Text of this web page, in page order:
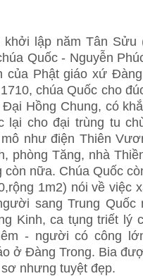
lập năm Tân Sửu
Quốc - Nguyễn
của Phật giáo xứ
chúa Quốc cho
Hồng Chung, có
lại cho đại trùng tu
như điện Thiên
phòng Tăng, nhà
nữa. Chúa Quốc
1m2) nói về việc
sang Trung Quốc
Kinh, ca tụng triết lý
- người có công
ở Đàng Trong. Bia
nhưng tuyệt đẹp.